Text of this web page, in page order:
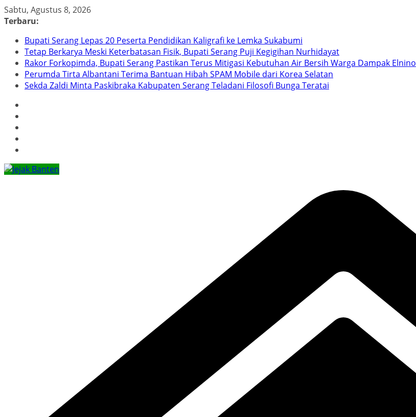
Skip
to
Sabtu, Agustus 8, 2026
Terbaru:
Bupati Serang Lepas 20 Peserta Pendidikan Kaligrafi ke Lemka Sukabumi
Tetap Berkarya Meski Keterbatasan Fisik, Bupati Serang Puji Kegigihan Nurhidayat
Rakor Forkopimda, Bupati Serang Pastikan Terus Mitigasi Kebutuhan Air Bersih Warga Dampak Elnino
Perumda Tirta Albantani Terima Bantuan Hibah SPAM Mobile dari Korea Selatan
Sekda Zaldi Minta Paskibraka Kabupaten Serang Teladani Filosofi Bunga Teratai